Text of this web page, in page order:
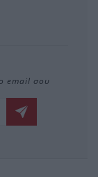
email σου